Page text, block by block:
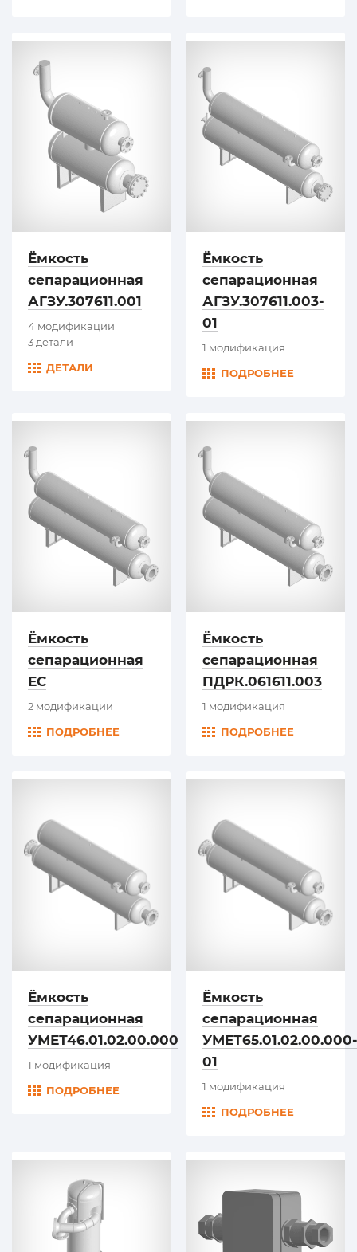
Ёмкость
сепарационная
АГЗУ.307611.001
4 модификации
3 детали
ДЕТАЛИ
Ёмкость
сепарационная
АГЗУ.307611.003-
01
1 модификация
ПОДРОБНЕЕ
Ёмкость
сепарационная
ЕС
2 модификации
ПОДРОБНЕЕ
Ёмкость
сепарационная
ПДРК.061611.003
1 модификация
ПОДРОБНЕЕ
Ёмкость
сепарационная
УМЕТ46.01.02.00.000
1 модификация
ПОДРОБНЕЕ
Ёмкость
сепарационная
УМЕТ65.01.02.00.000-
01
1 модификация
ПОДРОБНЕЕ